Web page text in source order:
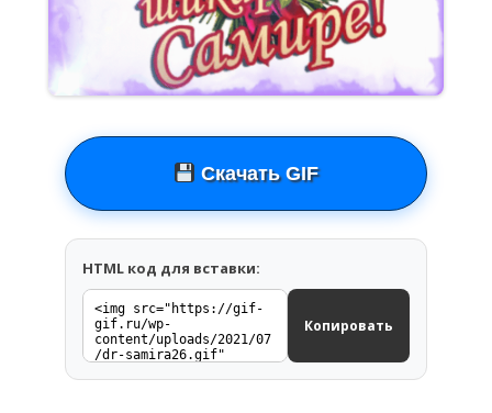
Скачать GIF
HTML код для вставки:
Копировать